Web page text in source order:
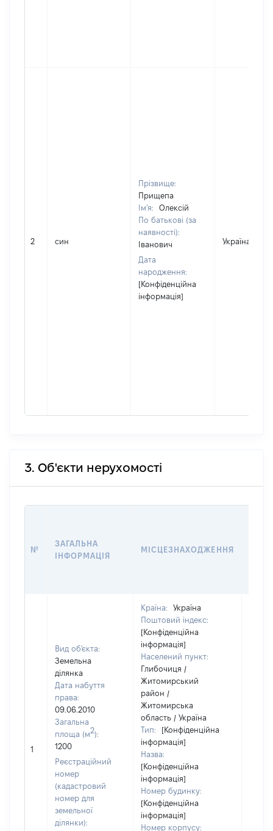
2 син
Прізвище:
Прищепа
Ім'я:
Олексій
По батькові (за
наявності):
Іванович
Дата
народження:
[Конфіденційна
інформація]
Україна
3. Об'єкти нерухомості
№
ЗАГАЛЬНА
ІНФОРМАЦІЯ
МІСЦЕЗНАХОДЖЕННЯ
1
Вид об'єкта:
Земельна
ділянка
Дата набуття
права:
09.06.2010
Загальна
площа (м2):
1200
Реєстраційний
номер
(кадастровий
номер для
земельної
ділянки):
Країна:
Україна
Поштовий індекс:
[Конфіденційна
інформація]
Населений пункт:
Глибочиця /
Житомирський
район /
Житомирська
область / Україна
Тип:
[Конфіденційна
інформація]
Назва:
[Конфіденційна
інформація]
Номер будинку:
[Конфіденційна
інформація]
Номер корпусу: